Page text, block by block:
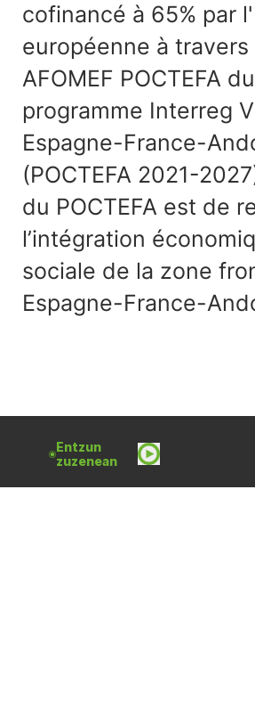
Entzun
zuzenean
cofinancé à 65% par
européenne à travers
AFOMEF POCTEFA du
programme Interreg
Espagne-France-
(POCTEFA 2021-
du POCTEFA est de
l’intégration
sociale de la zone
Espagne-France-